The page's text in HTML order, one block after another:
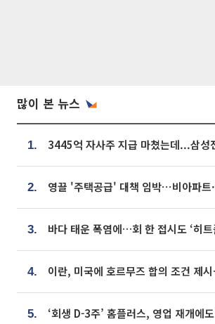
많이 본 뉴스
1.
2.
3. 바다 태운 폭염에…회 한 접시도 ‘히트
4.
5.